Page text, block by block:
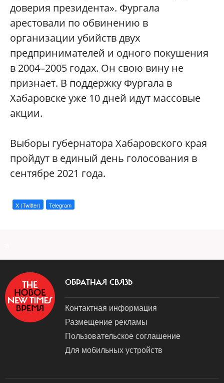
доверия президента». Фургала
арестовали по обвинению в
организации убийств двух
предпринимателей и одного покушения
в 2004–2005 годах. Он свою вину не
признает. В поддержку Фургала в
Хабаровске уже 10 дней идут массовые
акции.
Выборы губернатора Хабаровского края
пройдут в единый день голосования в
сентябре 2021 года.
X (Twitter) Telegram
ОБРАТНАЯ СВЯЗЬ
Контактная информация
Размещение рекламы
Пользовательское соглашение
Для мобильных устройств